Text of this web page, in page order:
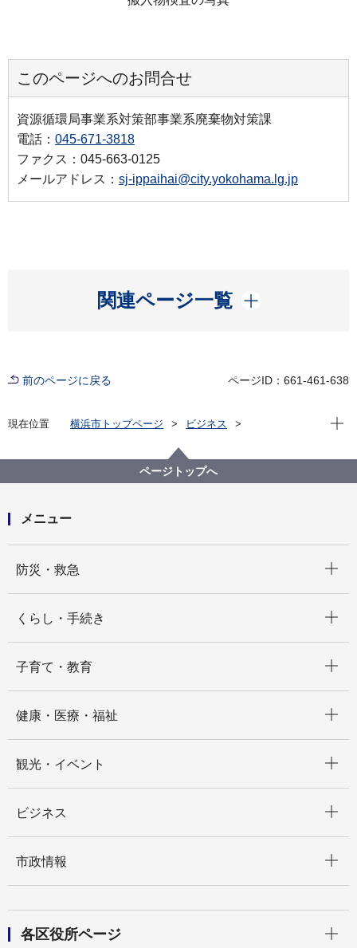
このページへのお問合せ
資源循環局事業系対策部事業系廃棄物対策課
電話： 045-671-3818
ファクス：045-663-0125
メールアドレス： sj-ippaihai@city.yokohama.lg.jp
関連ページ一覧
開く
前のページに戻る ページID：661-461-638
現在位置 横浜市トップページ
ビジネス
事業者に対する指導
現在
ページトップへ
メニュー
防災・救急
くらし・手続き
子育て・教育
健康・医療・福祉
観光・イベント
ビジネス
市政情報
各区役所ページ